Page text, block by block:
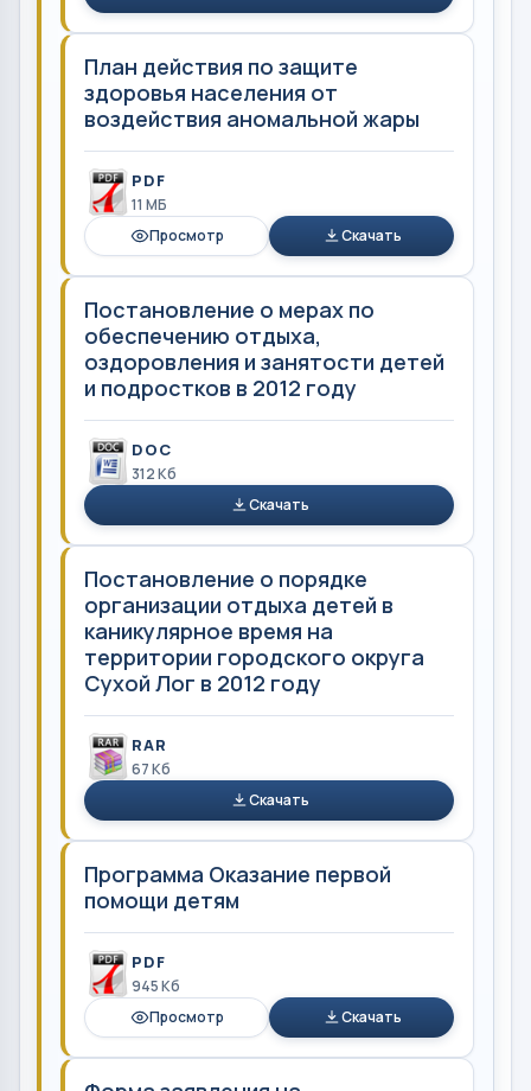
План действия по защите
здоровья населения от
воздействия аномальной жары
PDF
11 MБ
Просмотр
Скачать
Постановление о мерах по
обеспечению отдыха,
оздоровления и занятости детей
и подростков в 2012 году
DOC
312 Кб
Скачать
Постановление о порядке
организации отдыха детей в
каникулярное время на
территории городского округа
Сухой Лог в 2012 году
RAR
67 Кб
Скачать
Программа Оказание первой
помощи детям
PDF
945 Кб
Просмотр
Скачать